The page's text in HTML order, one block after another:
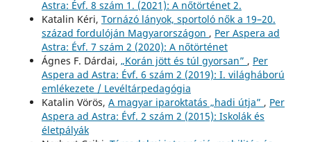
Astra: Évf. 8 szám 1. (2021): A nőtörténet 2.
Katalin Kéri, Tornázó lányok, sportoló nők a 19–20.
század fordulóján Magyarországon , Per Aspera ad
Astra: Évf. 7 szám 2 (2020): A nőtörténet
Ágnes F. Dárdai, „Korán jött és túl gyorsan” , Per
Aspera ad Astra: Évf. 6 szám 2 (2019): I. világháború
emlékezete / Levéltárpedagógia
Katalin Vörös, A magyar iparoktatás „hadi útja” , Per
Aspera ad Astra: Évf. 2 szám 2 (2015): Iskolák és
életpályák